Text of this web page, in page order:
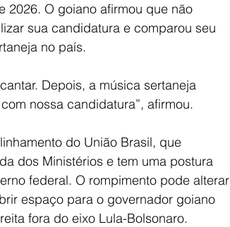
2026. O goiano afirmou que não
sua candidatura e comparou seu
no país.
Depois, a música sertaneja
nossa candidatura”, afirmou.
do União Brasil, que
dos Ministérios e tem uma postura
federal. O rompimento pode alterar
espaço para o governador goiano
fora do eixo Lula-Bolsonaro.